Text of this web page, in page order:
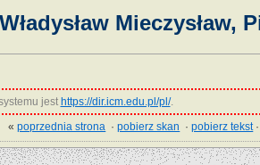
jest https://dir.icm.edu.pl/pl/.
«poprzednia strona ·pobierz skan ·pobierz tekst